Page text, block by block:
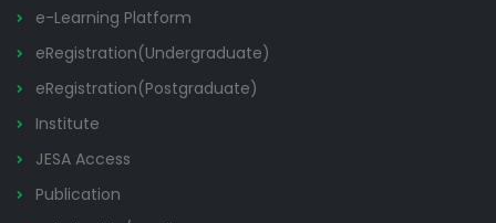
e-Learning Platform
eRegistration(Undergraduate)
eRegistration(Postgraduate)
Institute
JESA Access
Publication